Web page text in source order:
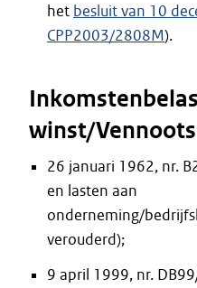
het besluit van 10
CPP2003/2808M).
winst/
26 januari 1962, nr.
en lasten aan
onderneming/
verouderd);
9 april 1999, nr.